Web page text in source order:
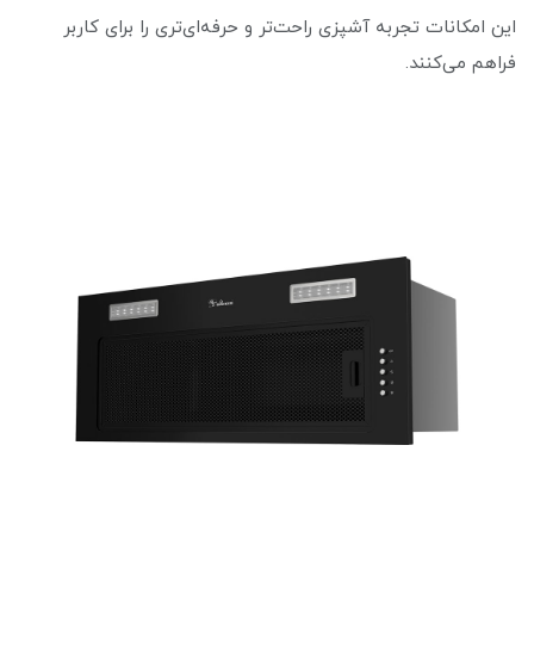
این امکانات تجربه آشپزی راحت‌تر و حرفه‌ای‌تری را برای کاربر
فراهم می‌کنند.